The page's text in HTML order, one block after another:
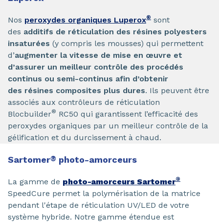
Nos peroxydes organiques Luperox® sont
des additifs de réticulation des résines polyesters
insaturées (y compris les mousses) qui permettent
d’augmenter la vitesse de mise en œuvre et
d’assurer un meilleur contrôle des procédés
continus ou semi-continus afin d’obtenir
des résines composites plus dures. Ils peuvent être
associés aux contrôleurs de réticulation
Blocbuilder® RC50 qui garantissent l’efficacité des
peroxydes organiques par un meilleur contrôle de la
gélification et du durcissement à chaud.
Sartomer® photo-amorceurs
La gamme de photo-amorceurs Sartomer®
SpeedCure permet la polymérisation de la matrice
pendant l'étape de réticulation UV/LED de votre
système hybride. Notre gamme étendue est